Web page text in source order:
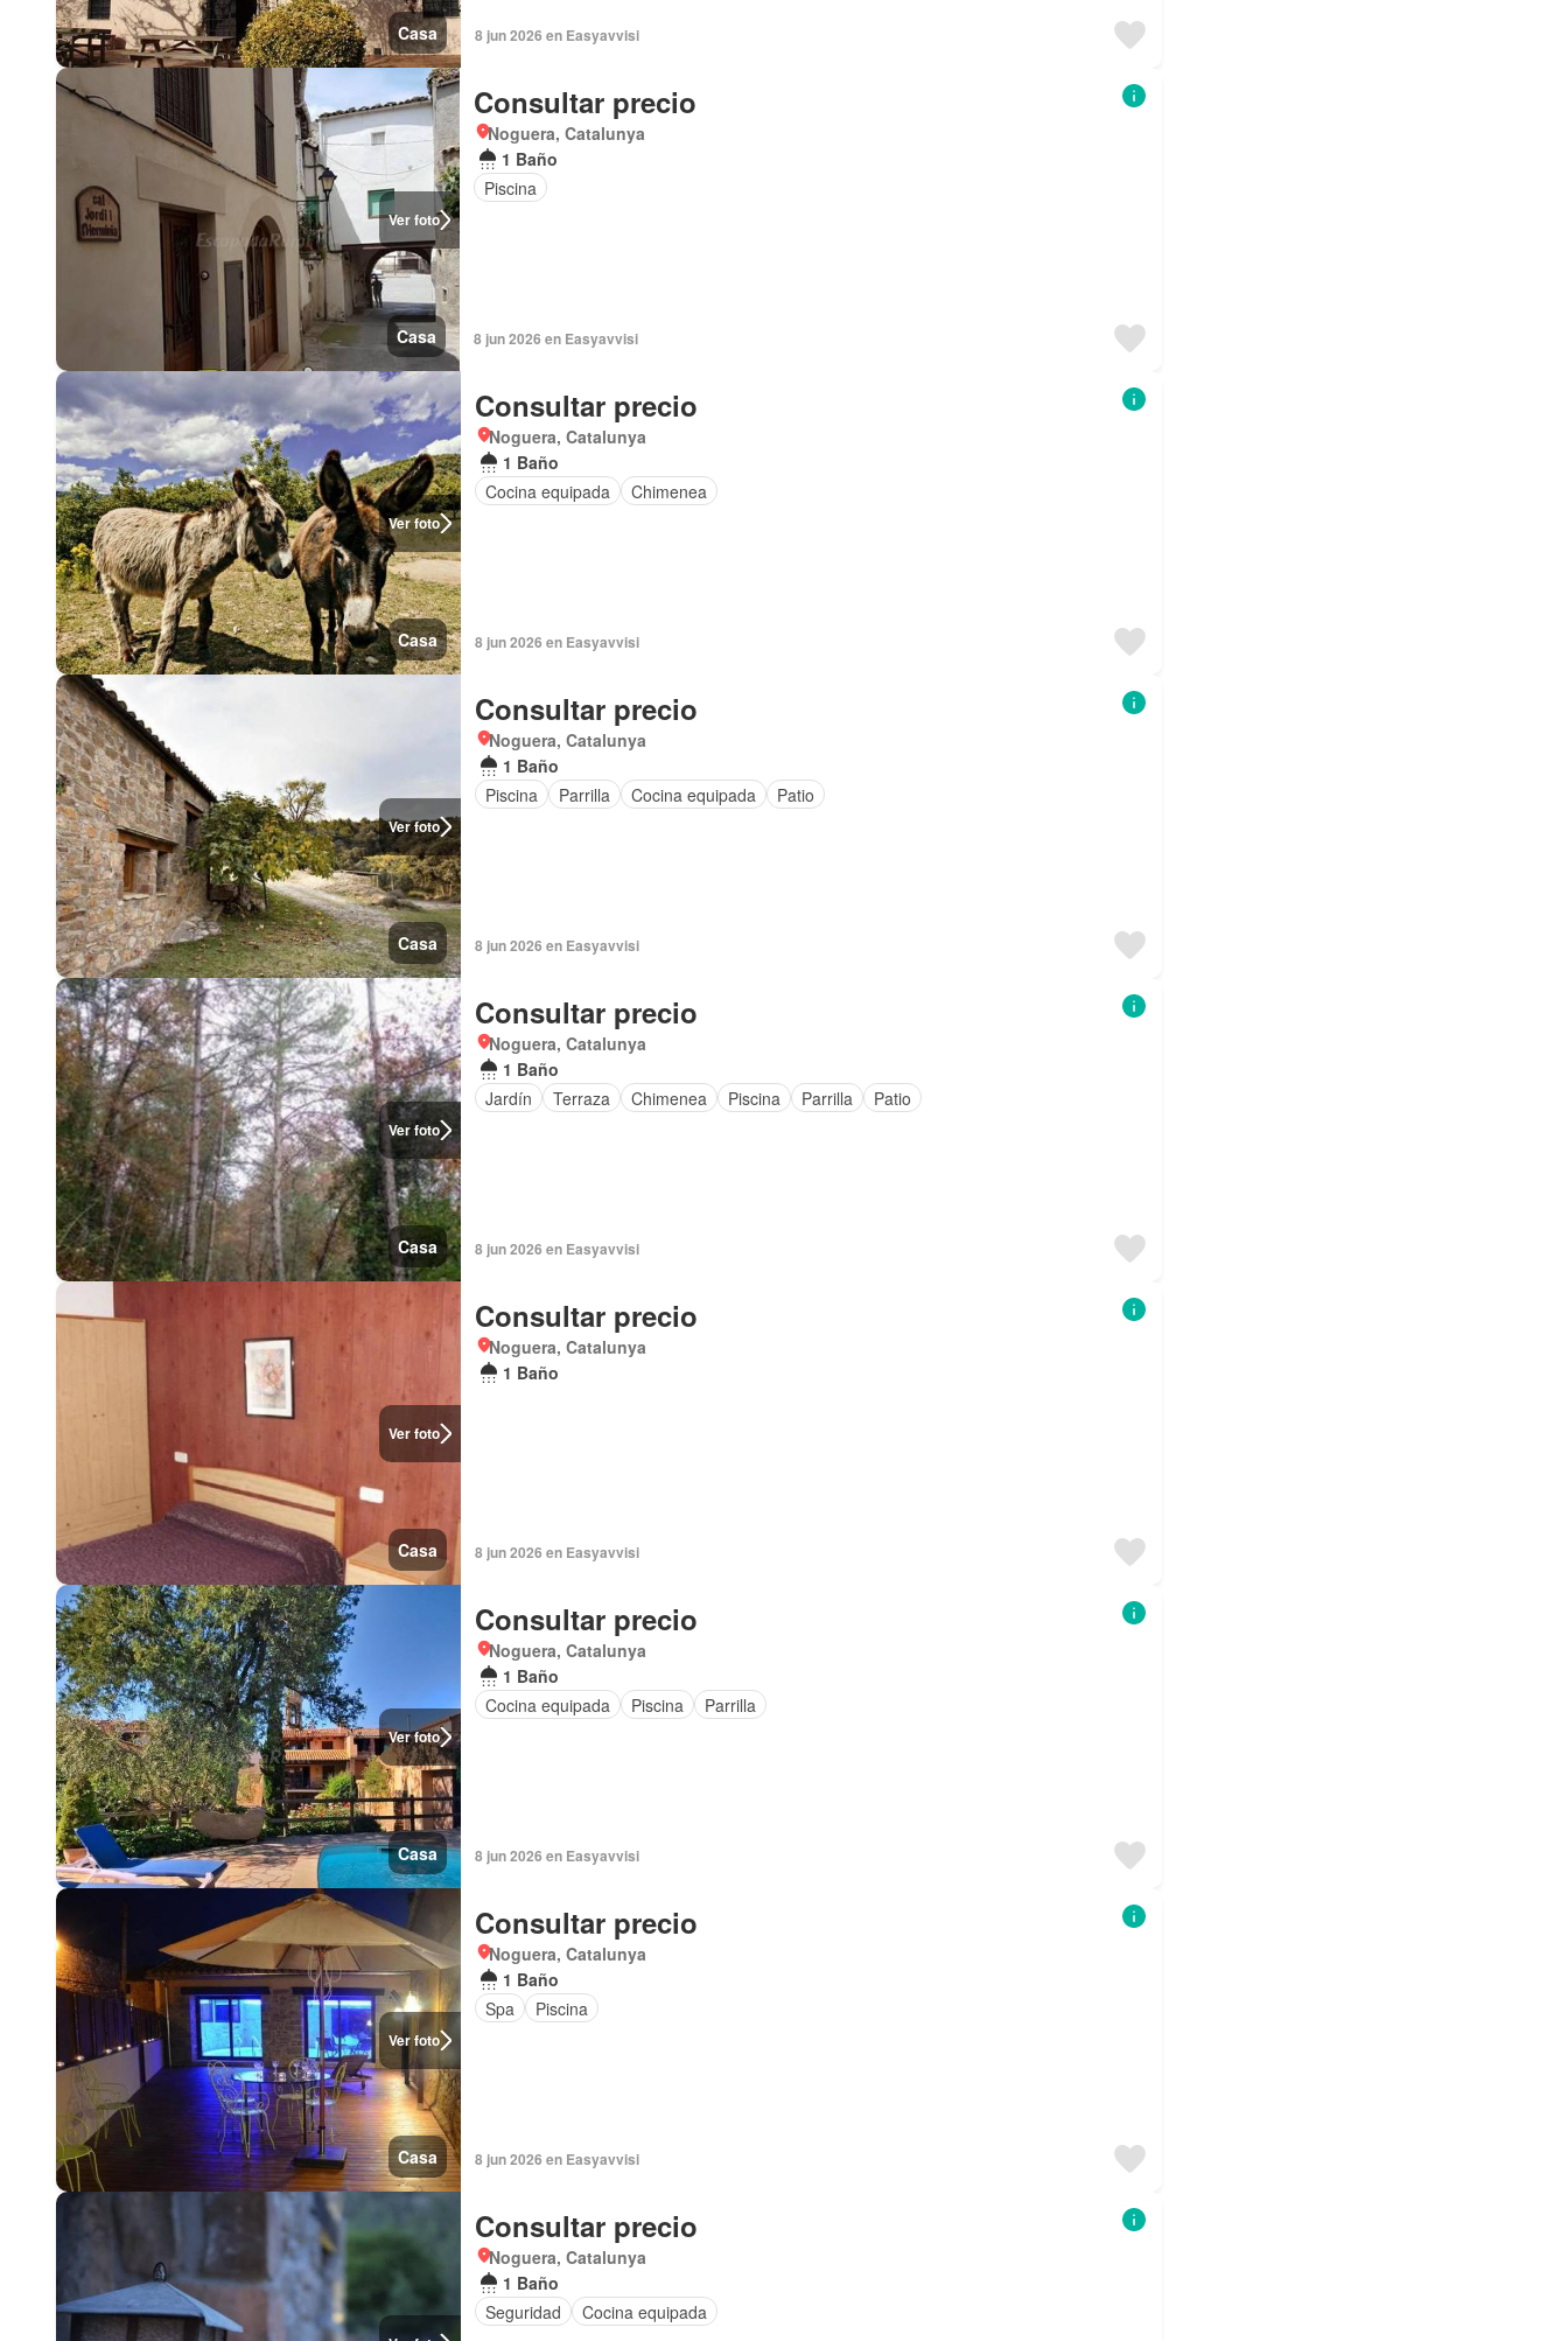
Casa 8 jun 2026 en Easyavvisi
Ver foto
Casa
Consultar precio
Noguera, Catalunya
1 Baño
Piscina
8 jun 2026 en Easyavvisi
Ver foto
Casa
Consultar precio
Noguera, Catalunya
1 Baño
Cocina equipada
Chimenea
8 jun 2026 en Easyavvisi
Ver foto
Casa
Consultar precio
Noguera, Catalunya
1 Baño
Piscina
Parrilla Cocina equipada Patio
8 jun 2026 en Easyavvisi
Ver foto
Casa
Consultar precio
Noguera, Catalunya
1 Baño
Jardín
Terraza Chimenea Piscina Parrilla Patio
8 jun 2026 en Easyavvisi
Ver foto
Casa
Consultar precio
Noguera, Catalunya
1 Baño
8 jun 2026 en Easyavvisi
Ver foto
Casa
Consultar precio
Noguera, Catalunya
1 Baño
Cocina equipada
Piscina Parrilla
8 jun 2026 en Easyavvisi
Ver foto
Casa
Consultar precio
Noguera, Catalunya
1 Baño
Spa
Piscina
8 jun 2026 en Easyavvisi
Consultar precio
Noguera, Catalunya
1 Baño
Seguridad
Cocina equipada